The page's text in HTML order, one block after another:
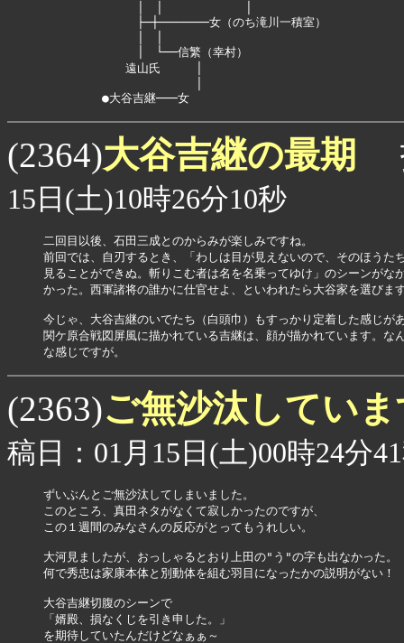
├─┼───────女（のち滝川一積室）
│　└──信繁（幸村）
遠山氏　　　│
●大谷吉継───女
(2364)大谷吉継の最期
15日(土)10時26分10秒
二回目以後、石田三成とのからみが楽しみですね。
前回では、自刃するとき、「わしは目が見えないので、そのほうた
見ることができぬ。斬りこむ者は名を名乗ってゆけ」のシーンがな
かった。西軍諸将の誰かに仕官せよ、といわれたら大谷家を選びま
今じゃ、大谷吉継のいでたち（白頭巾）もすっかり定着した感じが
関ケ原合戦図屏風に描かれている吉継は、顔が描かれています。な
な感じですが。
(2363)ご無沙汰してい
稿日：01月15日(土)00時24分
ずいぶんとご無沙汰してしまいました。
このところ、真田ネタがなくて寂しかったのですが、
この１週間のみなさんの反応がとってもうれしい。
大河見ましたが、おっしゃるとおり上田の"う"の字も出なかった。
何で秀忠は家康本体と別動体を組む羽目になったかの説明がない！
大谷吉継切腹のシーンで
「婿殿、損なくじを引き申した。」
を期待していたんだけどなぁぁ～